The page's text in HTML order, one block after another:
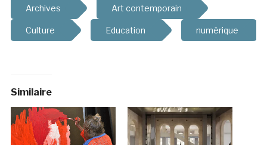
Archives Art contemporain
Culture Education numérique
Similaire